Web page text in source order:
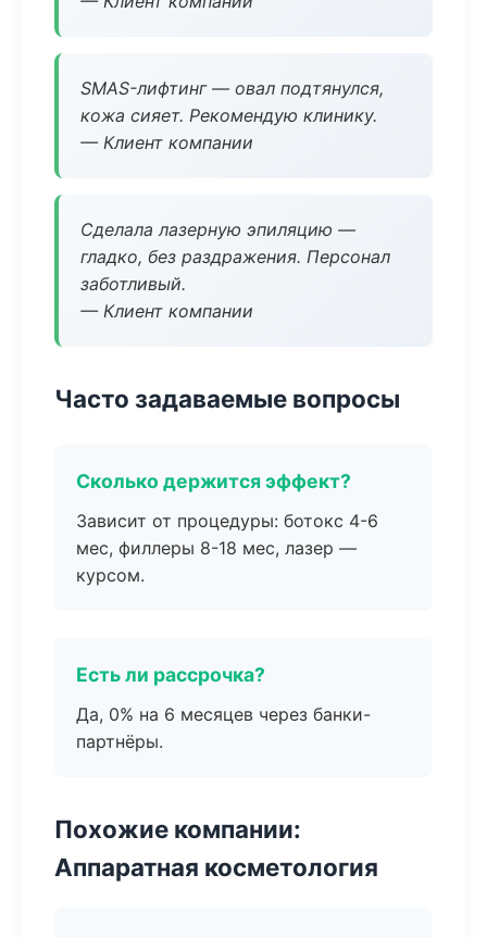
SMAS-лифтинг — овал подтянулся,
кожа сияет. Рекомендую клинику.
— Клиент компании
Сделала лазерную эпиляцию —
гладко, без раздражения. Персонал
заботливый.
— Клиент компании
Часто задаваемые вопросы
Сколько держится эффект?
Зависит от процедуры: ботокс 4-6
мес, филлеры 8-18 мес, лазер —
курсом.
Есть ли рассрочка?
Да, 0% на 6 месяцев через банки-
партнёры.
Похожие компании:
Аппаратная косметология